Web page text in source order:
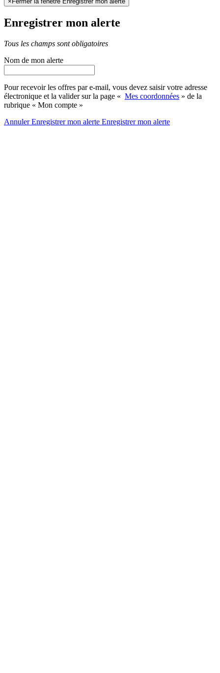
Enregistrer mon alerte
Tous les champs sont obligatoires
Nom de mon alerte
Pour recevoir les offres par e-mail, vous devez saisir votre adresse
électronique et la valider sur la page « Mes coordonnées » de la
rubrique « Mon compte »
AnnulerEnregistrer mon alerte Enregistrermon alerte